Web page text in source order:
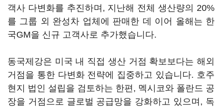
객사 다변화를 추진하며, 지난해 전체 생산량의 20%
를 그룹 외 완성차 업체에 판매한 데 이어 올해는 한
국GM을 신규 고객사로 추가했습니다.
동국제강은 미국 내 직접 생산 거점 확보보다는 해외
거점을 통한 다변화 전략에 집중하고 있습니다. 호주
현지 법인 설립을 검토하는 한편, 멕시코와 폴란드 공
장을 거점으로 글로벌 공급망을 강화하고 있으며, 독